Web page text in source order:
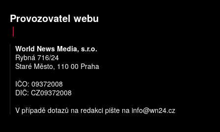
Provozovatel webu
World News Media, s.r.o.
Rybná 716/24
Staré Město, 110 00 Praha
IČO: 09372008
DIČ: CZ09372008
V případě dotazů na redakci pište na info@wn24.cz